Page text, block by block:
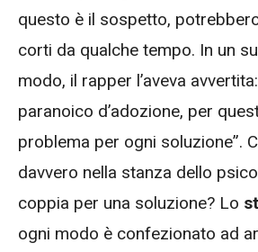
questo è il sospetto,
corti da qualche tempo. In un
modo, il rapper l’aveva
paranoico d’adozione, per
problema per ogni soluzione”.
davvero nella stanza dello
coppia per una soluzione? Lo
ogni modo è confezionato ad